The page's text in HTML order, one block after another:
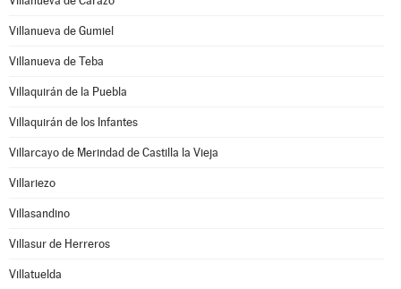
Villanueva de Gumiel
Villanueva de Teba
Villaquirán de la Puebla
Villaquirán de los Infantes
Villarcayo de Merindad de Castilla la Vieja
Villariezo
Villasandino
Villasur de Herreros
Villatuelda